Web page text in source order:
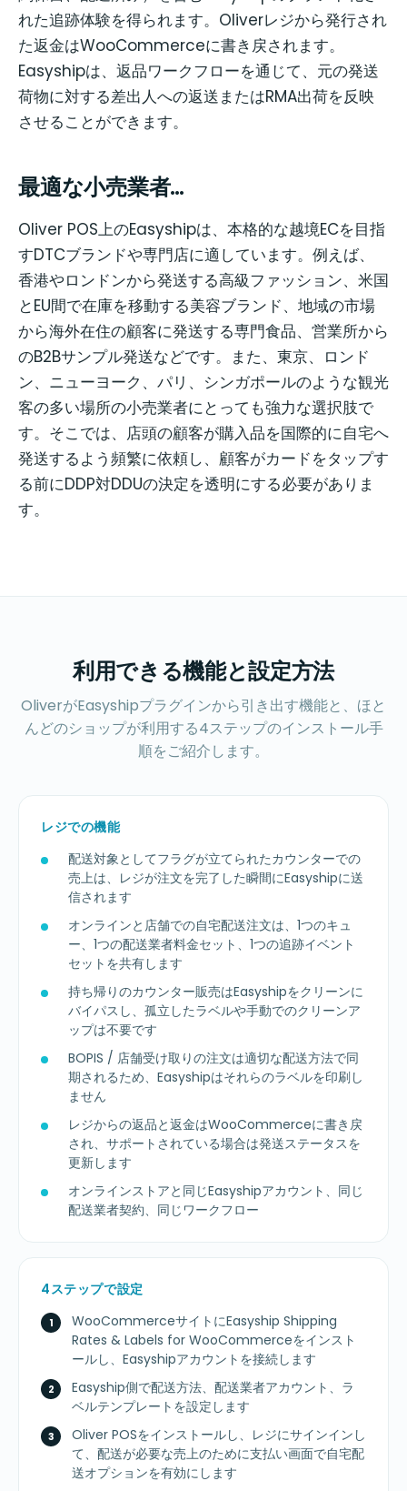
れた追跡体験を得られます。Oliverレジから発行され
た返金はWooCommerceに書き戻されます。
Easyshipは、返品ワークフローを通じて、元の発送
荷物に対する差出人への返送またはRMA出荷を反映
させることができます。
最適な小売業者…
Oliver POS上のEasyshipは、本格的な越境ECを目指
すDTCブランドや専門店に適しています。例えば、
香港やロンドンから発送する高級ファッション、米国
とEU間で在庫を移動する美容ブランド、地域の市場
から海外在住の顧客に発送する専門食品、営業所から
のB2Bサンプル発送などです。また、東京、ロンド
ン、ニューヨーク、パリ、シンガポールのような観光
客の多い場所の小売業者にとっても強力な選択肢で
す。そこでは、店頭の顧客が購入品を国際的に自宅へ
発送するよう頻繁に依頼し、顧客がカードをタップす
る前にDDP対DDUの決定を透明にする必要がありま
す。
利用できる機能と設定方法
OliverがEasyshipプラグインから引き出す機能と、ほと
んどのショップが利用する4ステップのインストール手
順をご紹介します。
レジでの機能
配送対象としてフラグが立てられたカウンターでの
売上は、レジが注文を完了した瞬間にEasyshipに送
信されます
オンラインと店舗での自宅配送注文は、1つのキュ
ー、1つの配送業者料金セット、1つの追跡イベント
セットを共有します
持ち帰りのカウンター販売はEasyshipをクリーンに
バイパスし、孤立したラベルや手動でのクリーンア
ップは不要です
BOPIS / 店舗受け取りの注文は適切な配送方法で同
期されるため、Easyshipはそれらのラベルを印刷し
ません
レジからの返品と返金はWooCommerceに書き戻
され、サポートされている場合は発送ステータスを
更新します
オンラインストアと同じEasyshipアカウント、同じ
配送業者契約、同じワークフロー
4ステップで設定
WooCommerceサイトにEasyship Shipping
Rates & Labels for WooCommerceをインスト
ールし、Easyshipアカウントを接続します
Easyship側で配送方法、配送業者アカウント、ラ
ベルテンプレートを設定します
Oliver POSをインストールし、レジにサインインし
て、配送が必要な売上のために支払い画面で自宅配
送オプションを有効にします